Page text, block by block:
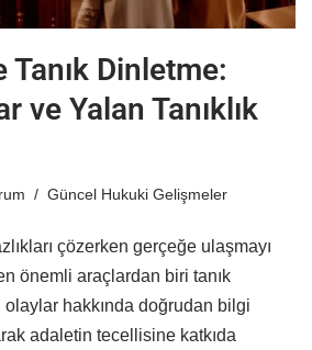
Dinletme:
ve Yalan Tanıklık
Güncel Hukuki Gelişmeler
çözerken gerçeğe ulaşmayı
önemli araçlardan biri tanık
olaylar hakkında doğrudan bilgi
adaletin tecellisine katkıda